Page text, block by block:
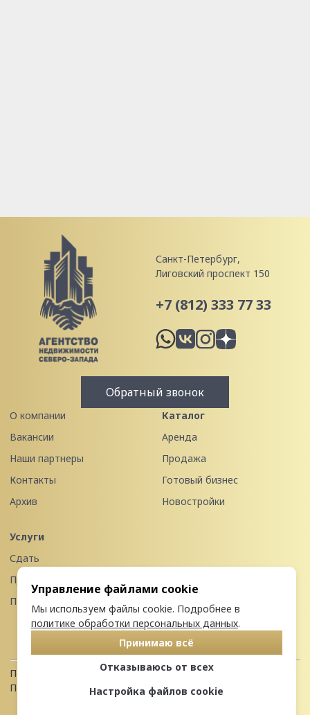
Санкт-Петербург,
Лиговский проспект 150
+7 (812) 333 77 33
Обратный звонок
О компании
Вакансии
Наши партнеры
Контакты
Архив
Каталог
Аренда
Продажа
Готовый бизнес
Новостройки
Услуги
Сдать
Продать
Передать в управление
Политика конфиденциальности
Пользовательское соглашение
Управление файлами cookie
Мы используем файлы cookie. Подробнее в
политике обработки персональных данных.
Принимаю всё
Отказываюсь от всех
Настройка файлов cookie